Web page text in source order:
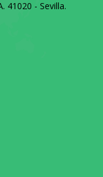
41020 - Sevilla.